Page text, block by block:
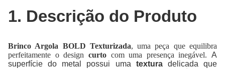
1. Descrição do Produto
Brinco Argola BOLD Texturizada, uma peça que equilibra
perfeitamente o design curtocom uma presença inegável. A
superfície do metal possui uma texturadelicada que